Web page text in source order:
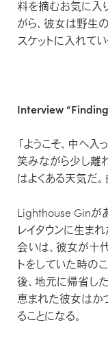
お手入れ
REPAIR
料を摘むお気に入
がら、彼女は野生
スケットに入れてい
Interview
「ようこそ、中へ入
笑みながら少し離
はよくある天気だ
Lighthouse Ginが
レイタウンに生ま
会いは、彼女が十
トをしていた時の
後、地元に帰省し
恵まれた彼女はか
ることになる。